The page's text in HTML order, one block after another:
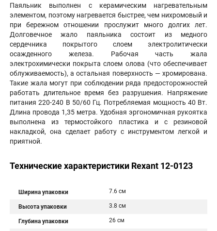
Паяльник выполнен с керамическим нагревательным
элементом, поэтому нагревается быстрее, чем нихромовый и
при бережном отношении прослужит много долгих лет.
Долговечное жало паяльника состоит из медного
сердечника покрытого слоем электролитически
осажденного железа. Рабочая часть жала
электрохимически покрыта слоем олова (что обеспечивает
облуживаемость), а остальная поверхность — хромирована.
Такие жала могут при соблюдении ряда предосторожностей
работать длительное время без разрушения. Напряжение
питания 220-240 В 50/60 Гц. Потребляемая мощность 40 Вт.
Длина провода 1,35 метра. Удобная эргономичная рукоятка
выполнена из термостойкого пластика и с резиновой
накладкой, она сделает работу с инструментом легкой и
приятной.
Технические характеристики Rexant 12-0123
Ширина упаковки 7.6 см
Высота упаковки 3.8 см
Глубина упаковки 26 см